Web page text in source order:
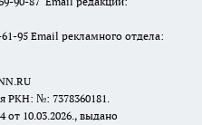
95 Email рекламного отдела:
РКН: №: 7378360181.
10.03.2026., выдано